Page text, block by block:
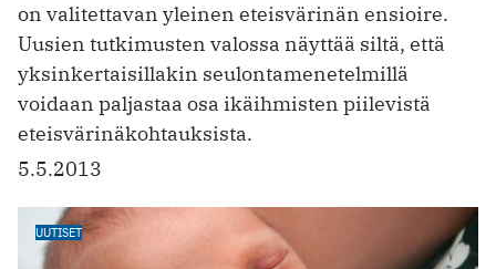
on valitettavan yleinen eteisvärinän ensioire.
Uusien tutkimusten valossa näyttää siltä, että
yksinkertaisillakin seulontamenetelmillä
voidaan paljastaa osa ikäihmisten piilevistä
eteisvärinäkoh­tauksista.
5.5.2013
UUTISET